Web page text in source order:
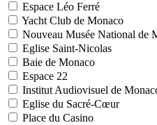
Espace Léo Ferré
Yacht Club de Monaco
Nouveau Musée National de
Eglise Saint-Nicolas
Baie de Monaco
Espace 22
Institut Audiovisuel de
Eglise du Sacré-Cœur
Place du Casino